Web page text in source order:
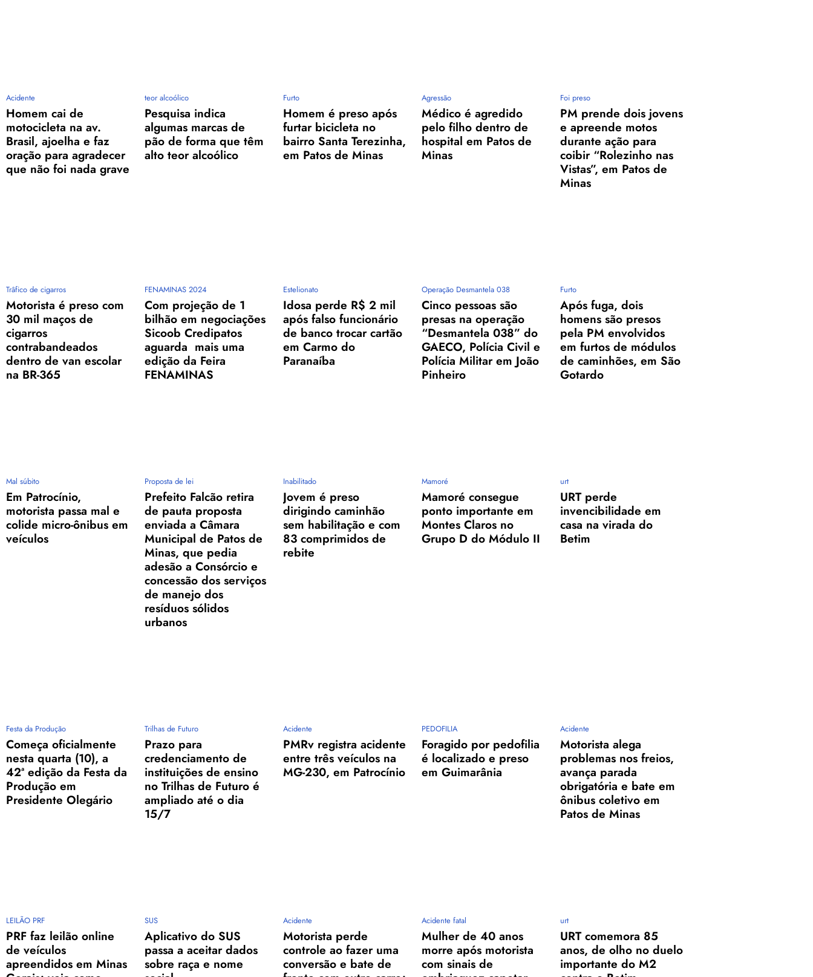
Acidente
Homem cai de
motocicleta na av.
Brasil, ajoelha e faz
oração para agradecer
que não foi nada grave
teor alcoólico
Pesquisa indica
algumas marcas de
pão de forma que têm
alto teor alcoólico
Furto
Homem é preso após
furtar bicicleta no
bairro Santa Terezinha,
em Patos de Minas
Agressão
Médico é agredido
pelo filho dentro de
hospital em Patos de
Minas
Foi preso
PM prende dois jovens
e apreende motos
durante ação para
coibir “Rolezinho nas
Vistas”, em Patos de
Minas
Trâfico de cigarros
Motorista é preso com
30 mil maços de
cigarros
contrabandeados
dentro de van escolar
na BR-365
FENAMINAS 2024
Com projeção de 1
bilhão em negociações
Sicoob Credipatos
aguarda mais uma
edição da Feira
FENAMINAS
Estelionato
Idosa perde R$ 2 mil
após falso funcionário
de banco trocar cartão
em Carmo do
Paranaíba
Operação Desmantela 038
Cinco pessoas são
presas na operação
“Desmantela 038” do
GAECO, Polícia Civil e
Polícia Militar em João
Pinheiro
Furto
Após fuga, dois
homens são presos
pela PM envolvidos
em furtos de módulos
de caminhões, em São
Gotardo
Mal súbito
Em Patrocínio,
motorista passa mal e
colide micro-ônibus em
veículos
Proposta de lei
Prefeito Falcão retira
de pauta proposta
enviada a Câmara
Municipal de Patos de
Minas, que pedia
adesão a Consórcio e
concessão dos serviços
de manejo dos
resíduos sólidos
urbanos
Inabilitado
Jovem é preso
dirigindo caminhão
sem habilitação e com
83 comprimidos de
rebite
Mamoré
Mamoré consegue
ponto importante em
Montes Claros no
Grupo D do Módulo II
urt
URT perde
invencibilidade em
casa na virada do
Betim
Festa da Produção
Começa oficialmente
nesta quarta (10), a
42ª edição da Festa da
Produção em
Presidente Olegário
Trilhas de Futuro
Prazo para
credenciamento de
instituições de ensino
no Trilhas de Futuro é
ampliado até o dia
15/7
Acidente
PMRv registra acidente
entre três veículos na
MG-230, em Patrocínio
PEDOFILIA
Foragido por pedofilia
é localizado e preso
em Guimarânia
Acidente
Motorista alega
problemas nos freios,
avança parada
obrigatória e bate em
ônibus coletivo em
Patos de Minas
LEILÃO PRF
PRF faz leilão online
de veículos
apreendidos em Minas
SUS
Aplicativo do SUS
passa a aceitar dados
sobre raça e nome
Acidente
Motorista perde
controle ao fazer uma
conversão e bate de
Acidente fatal
Mulher de 40 anos
morre após motorista
com sinais de
urt
URT comemora 85
anos, de olho no duelo
importante do M2